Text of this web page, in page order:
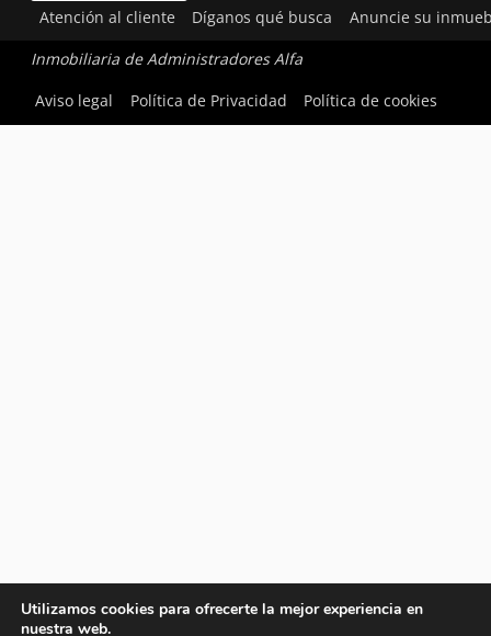
Atención al cliente Díganos qué busca Anuncie su
Inmobiliaria de Administradores Alfa
Aviso legal
Política de Privacidad Política de cookies
Utilizamos cookies para ofrecerte la mejor experiencia en
nuestra web.